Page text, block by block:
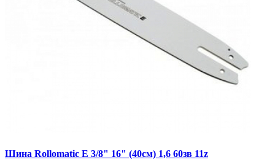
Шина Rollomatic E 3/8" 16" (40см) 1,6 60зв 11z